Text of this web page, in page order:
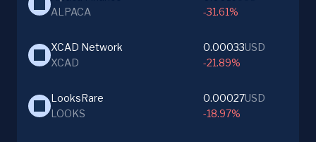
ALPACA
-31.61%
XCAD Network
XCAD
0.00033USD
-21.89%
LooksRare
LOOKS
0.00027USD
-18.97%